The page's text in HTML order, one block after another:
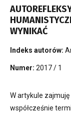
WYNIKAĆ
Indeks autorów:
Numer: 2017 / 1
W artykule
współcześnie